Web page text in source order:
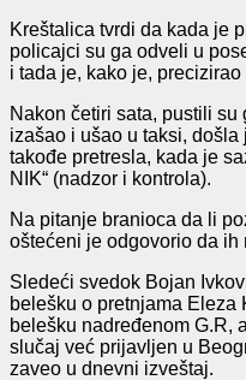
Kreštalica tvrdi da kada je
policajci su ga odveli u
i tada je, kako je, precizirao
Nakon četiri sata, pustili
izašao i ušao u taksi,
takođe pretresla, kada je
NIK“ (nadzor i kontrola).
Na pitanje branioca da li
oštećeni je odgovorio da ih
Sledeći svedok Bojan
belešku o pretnjama Eleza
belešku nadređenom G.R,
slučaj već prijavljen u
zaveo u dnevni izveštaj.